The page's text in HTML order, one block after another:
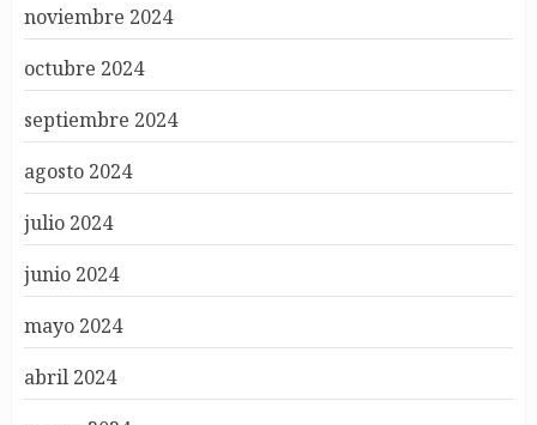
noviembre 2024
octubre 2024
septiembre 2024
agosto 2024
julio 2024
junio 2024
mayo 2024
abril 2024